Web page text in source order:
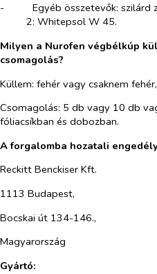
-​
Egyéb összetevők: szilárd
2: Whitepsol W 45.
Milyen a Nurofen végbélkúp
csomagolás?
Küllem: fehér vagy csaknem
Csomagolás: 5 db vagy 10 db
fóliacsíkban és dobozban.
A forgalomba hozatali
Reckitt Benckiser Kft.
1113 Budapest,
Bocskai út 134-146.,
Magyarország
Gyártó: